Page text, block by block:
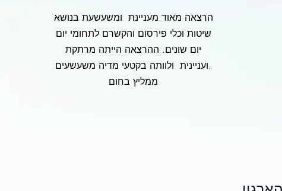
הרצאה מאוד מעניינת ומשעשעת בנושא
שיטות וכלי פירסום והקשרם לתחומי יום
יום שונים. ההרצאה הייתה מרתקת
ועניינית ולוותה בקטעי מדיה משעשעים.
ממליץ בחום